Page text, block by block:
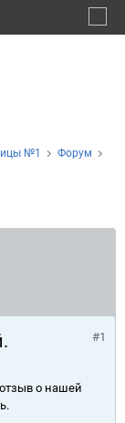
№1
Форум
#1
о нашей